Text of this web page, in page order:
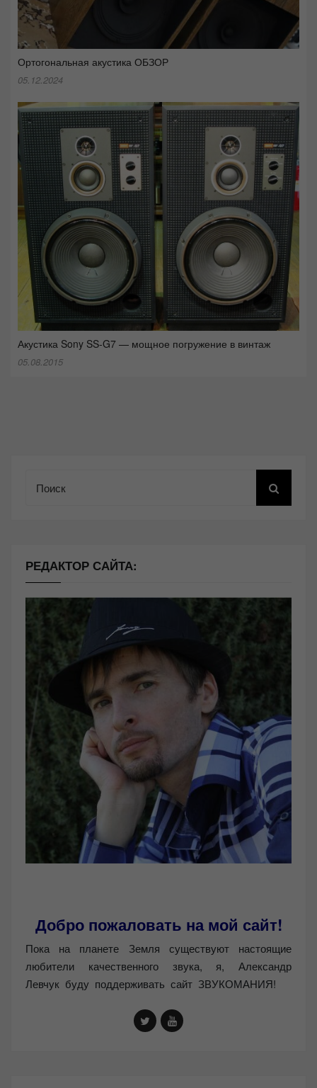
Ортогональная акустика ОБЗОР
05.12.2024
Акустика Sony SS-G7 — мощное погружение в винтаж
05.08.2015
РЕДАКТОР САЙТА:
Добро пожаловать на мой сайт!
Пока на планете Земля существуют настоящие
любители качественного звука, я, Александр
Левчук буду поддерживать сайт ЗВУКОМАНИЯ!